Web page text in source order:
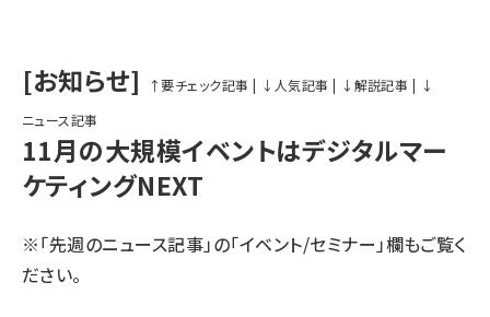
[お知らせ] ↑要チェック記事 | ↓人気記事 | ↓解説記事 | ↓
ニュース記事
11月の大規模イベントはデジタルマー
ケティングNEXT
※「先週のニュース記事」の「イベント/セミナー」欄もご覧く
ださい。